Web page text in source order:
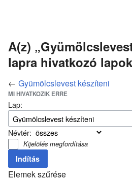
A(z)
lapra hivatkozó lapok
← Gyümölcslevest készíteni
MI HIVATKOZIK ERRE
Lap:
Névtér:
Kijelölés megfordítása
Elemek szűrése